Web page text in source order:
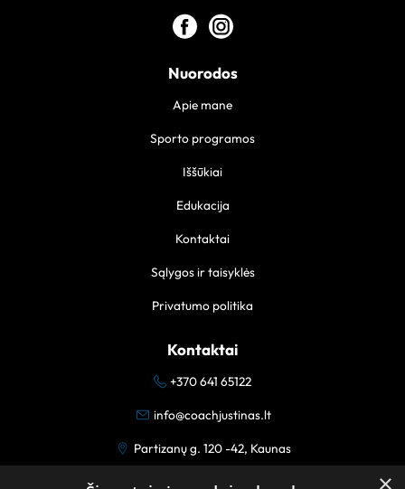
Nuorodos
Apie mane
Sporto programos
Iššūkiai
Edukacija
Kontaktai
Sąlygos ir taisyklės
Privatumo politika
Kontaktai
+370 641 65122
info@coachjustinas.lt
Partizanų g. 120 -42, Kaunas